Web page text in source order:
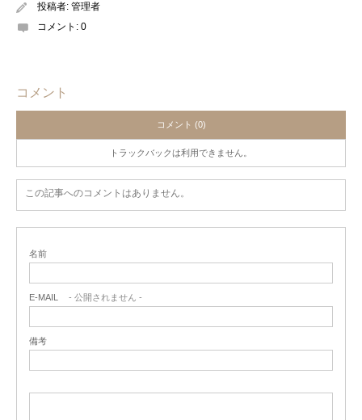
投稿者: 管理者
コメント: 0
コメント
コメント (0)
トラックバックは利用できません。
この記事へのコメントはありません。
名前
E-MAIL - 公開されません -
備考